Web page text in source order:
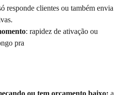
responde clientes ou também envia
: rapidez de ativação ou
pra